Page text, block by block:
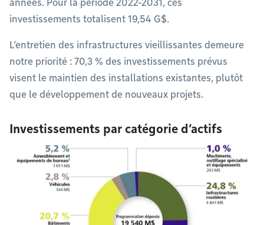
années. Pour la période 2022-2031, ces
investissements totalisent 19,54 G$.
L’entretien des infrastructures vieillissantes demeure
notre priorité : 70,3 % des investissements prévus
visent le maintien des installations existantes, plutôt
que le développement de nouveaux projets.
Investissements par catégorie d’actifs